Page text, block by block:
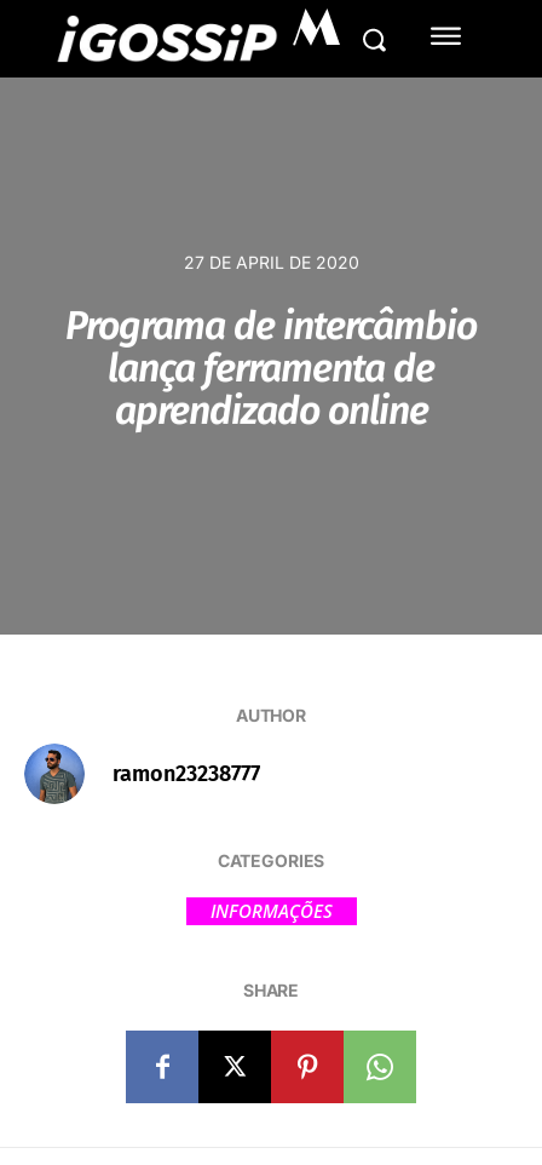
M
27 DE APRIL DE 2020
Programa de intercâmbio
lança ferramenta de
aprendizado online
AUTHOR
ramon23238777
CATEGORIES
INFORMAÇÕES
SHARE